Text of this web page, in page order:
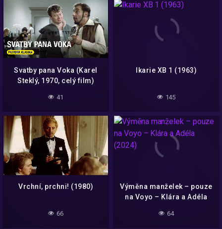
Svatby pana Voka (Karel
Steklý, 1970, celý film)
41
Ikarie XB 1 (1963)
145
Vrchní, prchni! (1980)
66
Výměna manželek – pouze
na Voyo – Klára a Adéla
64